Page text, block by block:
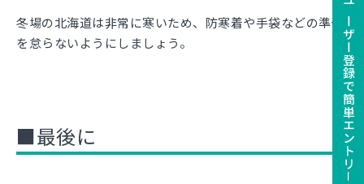
ユーザー登録で簡単エントリ－
冬場の北海道は非常に寒いため、防寒着や手袋などの準備
を怠らないようにしましょう。
■最後に